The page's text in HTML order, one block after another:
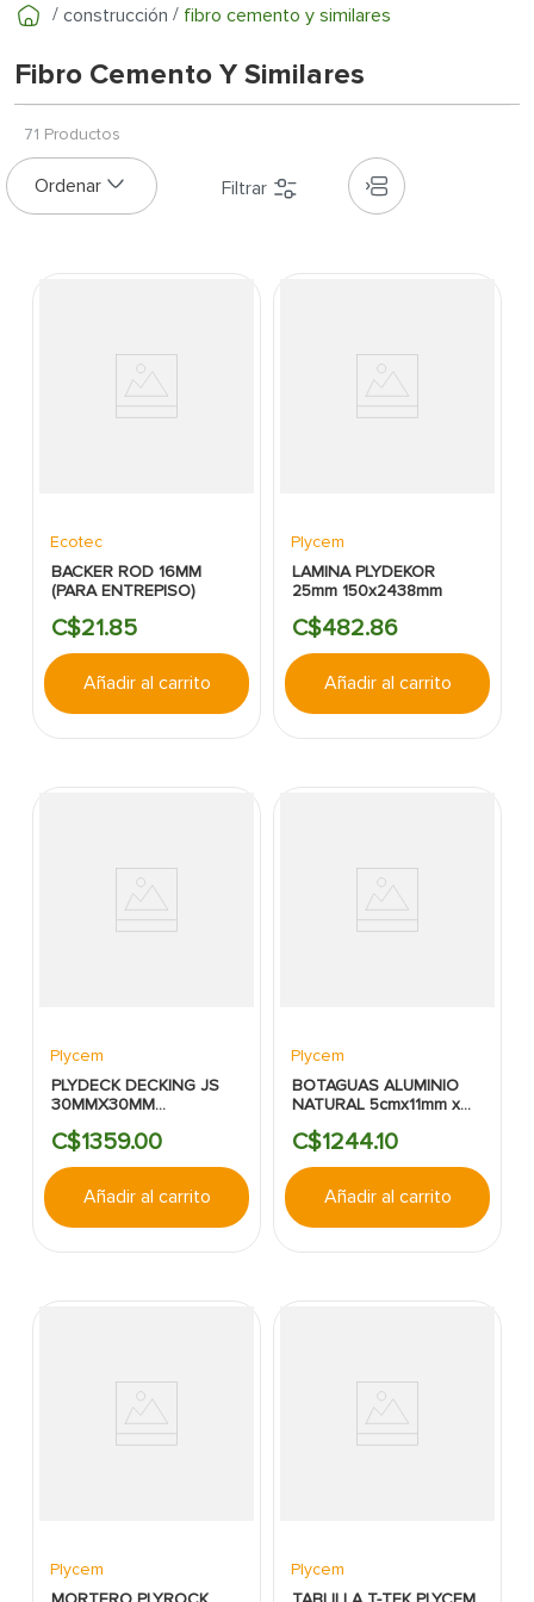
construcción fibro cemento y similares
Fibro Cemento Y Similares
71 Productos
Ecotec
BACKER ROD 16MM
(PARA ENTREPISO)
C$21.85
Añadir al carrito
Plycem
LAMINA PLYDEKOR
25mm 150x2438mm
C$482.86
Añadir al carrito
Plycem
PLYDECK DECKING JS
30MMX30MM
C$1359.00
Añadir al carrito
Plycem
BOTAGUAS ALUMINIO
NATURAL 5cmx11mm x
C$1244.10
Añadir al carrito
Plycem
Plycem
9.
puerta